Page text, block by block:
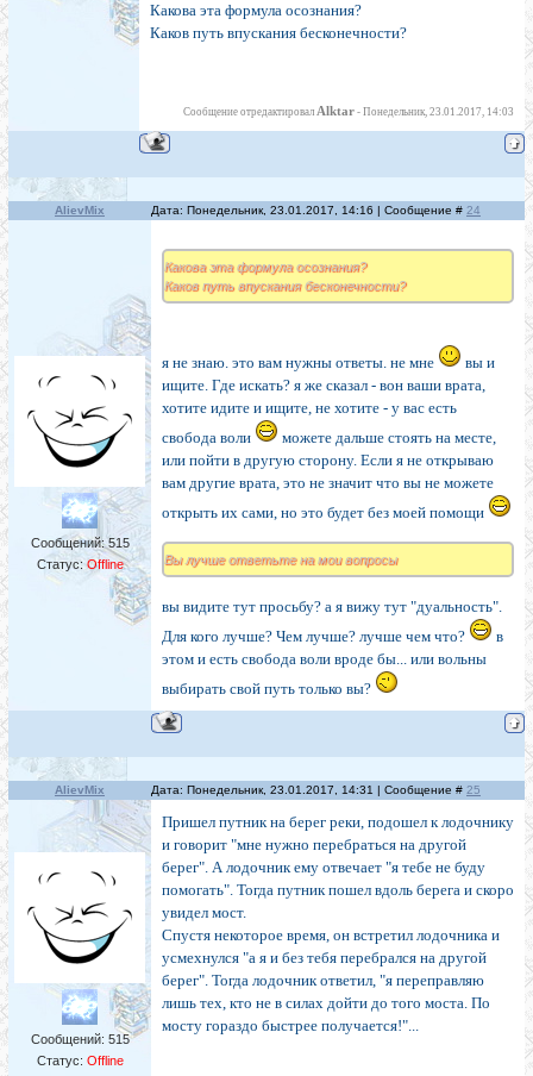
Какова эта формула осознания?
Каков путь впускания бесконечности?
Сообщение отредактировал Alktar - Понедельник, 23.01.2017, 14:03
AlievMix Дата: Понедельник, 23.01.2017, 14:16 | Сообщение # 24
Сообщений:515
Статус: Offline
Какова эта формула осознания?
Каков путь впускания бесконечности?
я не знаю. это вам нужны ответы. не мне
вы и
ищите. Где искать? я же сказал - вон ваши врата,
хотите идите и ищите, не хотите - у вас есть
свобода воли
можете дальше стоять на месте,
или пойти в другую сторону. Если я не открываю
вам другие врата, это не значит что вы не можете
открыть их сами, но это будет без моей помощи
Вы лучше ответьте на мои вопросы
вы видите тут просьбу? а я вижу тут "дуальность".
Для кого лучше? Чем лучше? лучше чем что?
в
этом и есть свобода воли вроде бы... или вольны
выбирать свой путь только вы?
AlievMix Дата: Понедельник, 23.01.2017, 14:31 | Сообщение # 25
Сообщений: 515
Статус: Offline
Пришел путник на берег реки, подошел к лодочнику
и говорит "мне нужно перебраться на другой
берег". А лодочник ему отвечает "я тебе не буду
помогать". Тогда путник пошел вдоль берега и скоро
увидел мост.
Спустя некоторое время, он встретил лодочника и
усмехнулся "а я и без тебя перебрался на другой
берег". Тогда лодочник ответил, "я переправляю
лишь тех, кто не в силах дойти до того моста. По
мосту гораздо быстрее получается!"...